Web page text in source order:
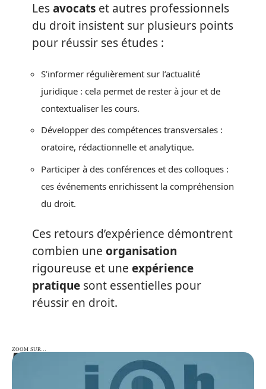
Lesavocats et autres professionnels
du droit insistent sur plusieurs points
pour réussir ses études :
S’informer régulièrement sur l’actualité
juridique : cela permet de rester à jour et de
contextualiser les cours.
Développer des compétences transversales :
oratoire, rédactionnelle et analytique.
Participer à des conférences et des colloques :
ces événements enrichissent la compréhension
du droit.
Ces retours d’expérience démontrent
combien une organisation
rigoureuse et une expérience
pratique sont essentielles pour
réussir en droit.
ZOOM SUR…
ZOOM SUR…